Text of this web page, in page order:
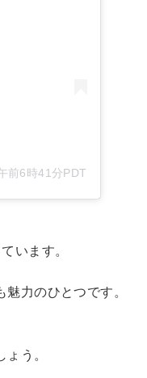
前6時41分PDT
います。
力のひとつです。
う。